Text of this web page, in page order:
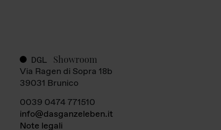
DGL Showroom
Via Ragen di Sopra 18b
39031 Brunico
0039 0474 771510
info@dasganzeleben.it
Note legali